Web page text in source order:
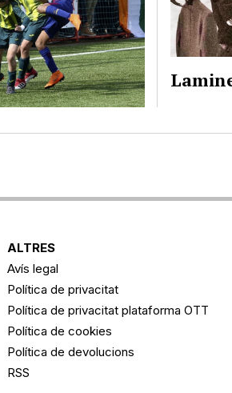
ALTRES
Avís legal
Política de privacitat
Política de privacitat plataforma OTT
Política de cookies
Política de devolucions
RSS